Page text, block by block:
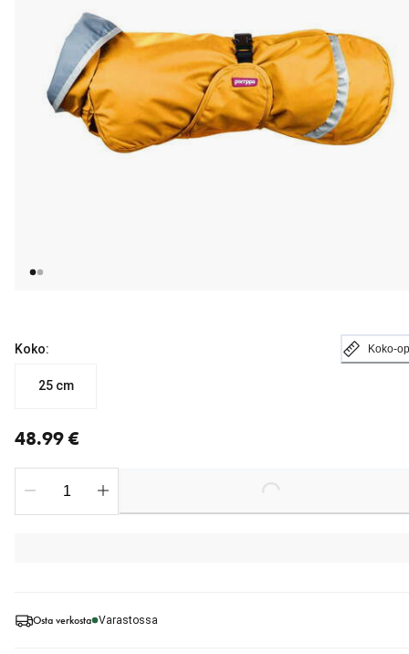
Osta verkosta Varastossa
Koko: Koko-
25 cm
48.99 €
Loading...